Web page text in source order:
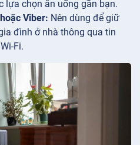
lựa chọn ăn uống gần bạn.
Viber: Nên dùng để giữ
đình ở nhà thông qua tin
Fi.